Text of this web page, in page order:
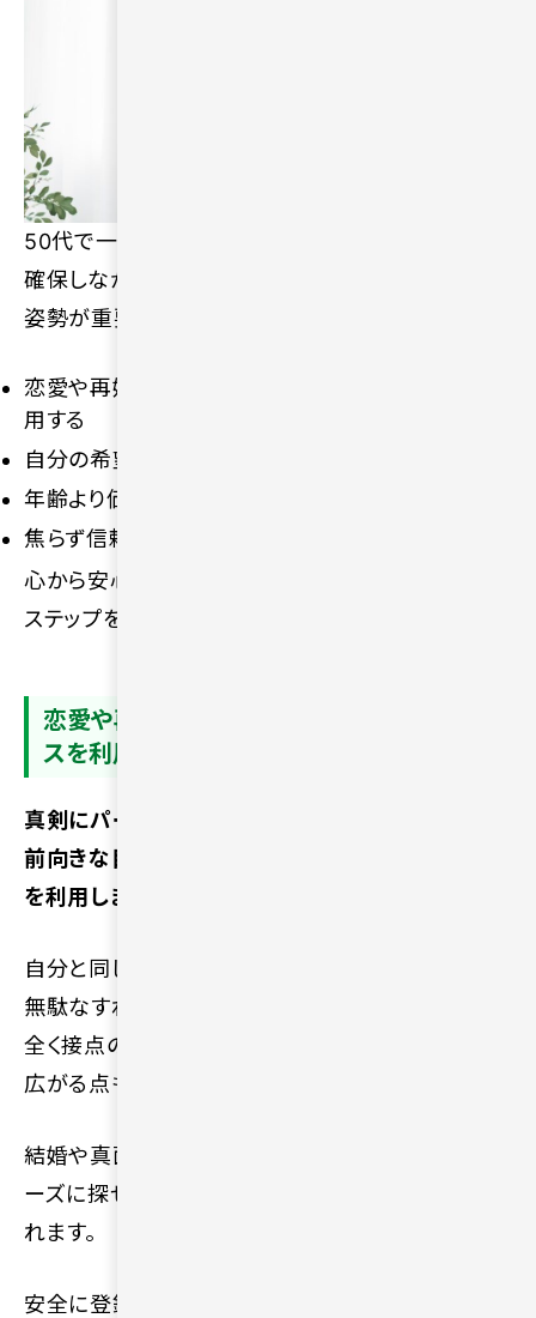
50代で一人の寂しさを解消するためには、安全を
確保しながら納得のいく方法で出会いを探していく
姿勢が重要です。
恋愛や再婚に前向きな人と出会えるサービスを利
用する
自分の希望条件を整理しておく
年齢より価値観を重視して相手を探す
焦らず信頼関係を築くことを意識する
心から安心できる関係性を築くために、それぞれの
ステップを詳しく確認していきましょう。
恋愛や再婚に前向きな人と出会えるサービ
スを利用する
真剣にパートナーを探すなら、恋愛や再婚に対して
前向きな目的をもった人々が集まる専門サービス
を利用しましょう。
自分と同じ志をもつ相手と出会いやすくなるため、
無駄なすれ違いを減らせます。普段の日常生活では
全く接点のないような相手とも知り合える可能性が
広がる点も大きなメリットです。
結婚や真面目な交際を真剣に考えている人をスム
ーズに探せるため、時間を無駄にせず活動を進めら
れます。
安全に登録できる信頼性の高いツールを知りたい